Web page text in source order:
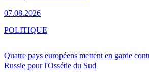
07.08.2026
Quatre pays européens mettent en garde
Russie pour l'Ossétie du Sud
POLITIQUE